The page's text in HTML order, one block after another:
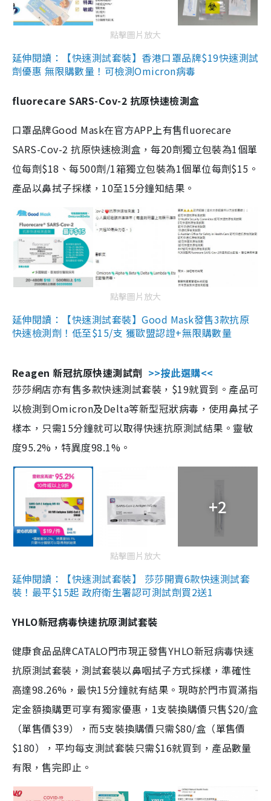
點擊圖片放大
延伸閱讀：【快速測試套裝】香港口罩品牌$19快速測試
劑優惠 無限購數量！可檢測Omicron病毒
fluorecare SARS-Cov-2 抗原快速檢測盒
口罩品牌Good Mask在官方APP上有售fluorecare
SARS-Cov-2 抗原快速檢測盒，每20劑獨立包裝為1個單
位每劑$18、每500劑/1箱獨立包裝為1個單位每劑$15。
產品以鼻拭子採樣，10至15分鐘知結果。
點擊圖片放大
延伸閱讀：【快速測試套裝】Good Mask發售3款抗原
快速檢測劑！低至$15/支 獲歐盟認證+無限購數量
Reagen 新冠抗原快速測試劑 >>按此選購<<
莎莎網店亦有售多款快速測試套裝，$19就買到。產品可
以檢測到Omicron及Delta等新型冠狀病毒，使用鼻拭子
樣本，只需15分鐘就可以取得快速抗原測試結果。靈敏
度95.2%，特異度98.1%。
+2
點擊圖片放大
延伸閱讀：【快速測試套裝】 莎莎開賣6款快速測試套
裝！最平$15起 政府衛生署認可測試劑買2送1
YHLO新冠病毒快速抗原測試套裝
健康食品品牌CATALO門市現正發售YHLO新冠病毒快速
抗原測試套裝，測試套裝以鼻咽拭子方式採樣，準確性
高達98.26%，最快15分鐘就有結果。現時於門市買滿指
定金額換購更可享有獨家優惠，1支裝換購價只售$20/盒
（單售價$39），而5支裝換購價只需$80/盒（單售價
$180），平均每支測試套裝只需$16就買到，產品數量
有限，售完即止。